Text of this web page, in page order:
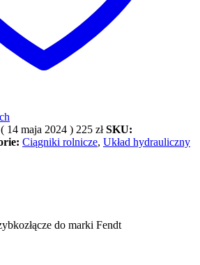
14 maja 2024 ) 225 zł SKU:
Ciągniki rolnicze, Układ hydrauliczny
do marki Fendt